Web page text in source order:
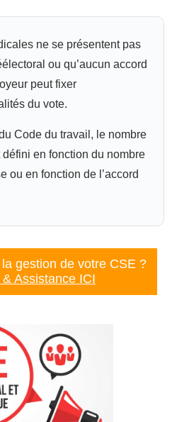
ne se présentent pas
ou qu’aucun accord
peut fixer
du vote.
Code du travail, le nombre
en fonction du nombre
ou en fonction de l’accord
gestion de votre CSE ?
Assistance ICI